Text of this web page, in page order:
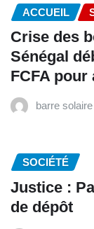
ACCUEIL
Crise des
Sénégal
FCFA
barre solaire
SOCIÉTÉ
Justice :
de dépôt